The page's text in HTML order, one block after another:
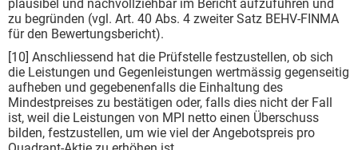
plausibel und nachvollziehbar im Bericht aufzuführen und
zu begründen (vgl. Art. 40 Abs. 4 zweiter Satz BEHV-FINMA
für den Bewertungsbericht).
[10] Anschliessend hat die Prüfstelle festzustellen, ob sich
die Leistungen und Gegenleistungen wertmässig gegenseitig
aufheben und gegebenenfalls die Einhaltung des
Mindestpreises zu be­stätigen oder, falls dies nicht der Fall
ist, weil die Leistungen von MPI netto einen Überschuss
bilden, festzustellen, um wie viel der Angebotspreis pro